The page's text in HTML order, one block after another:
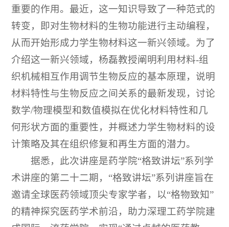
重要的作用。最近，这一知识导致了一种范式的
转变，即对生物材料的生物功能进行主动编程，
从而开始形成力学生物材料这一新兴领域。为了
介绍这一新兴领域，杨磊教授阐明利用材料-组
织机械相互作用调节生物反应的基本原理，说明
材料特性与生物反应之间关系的最新发现，讨论
数学/物理模型和数值模拟在优化材料特性和几
何形状方面的重要性，并概述力学生物材料的设
计策略及其在组织修复和再生方面的潜力。
据悉，此次讲座是药学院“格致讲坛”系列学
术讲座的第二十二期，“格致讲坛”系列讲座旨在
邀请全球医药领域顶尖专家学者，以“格物致知”
的精神探究医药学术前沿，助力深理工药学院建